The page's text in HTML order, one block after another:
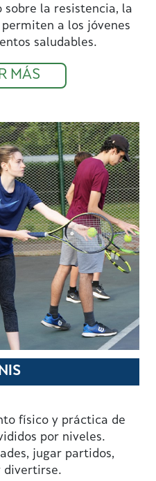
la resistencia, la
a los jóvenes
saludables.
MÁS
físico y práctica de
por niveles.
jugar partidos,
divertirse.